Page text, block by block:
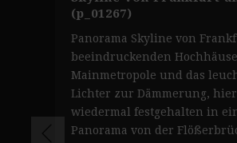
(p_01267)
Panorama Skyline von
beeindruckenden
Mainmetropole und das
Lichter zur Dämmerung, hier
wiedermal festgehalten in
Panorama von der